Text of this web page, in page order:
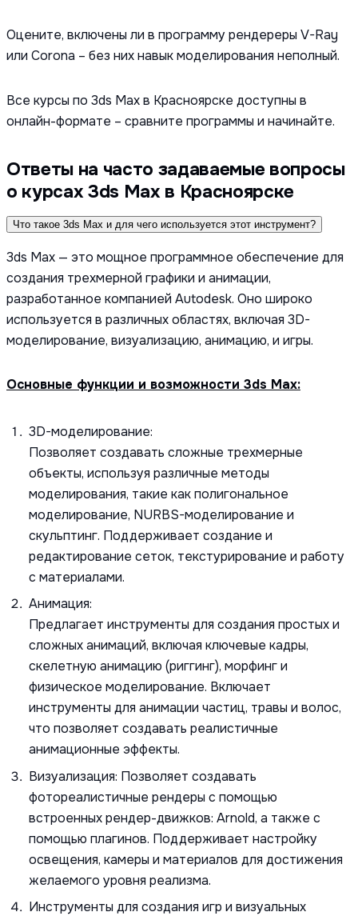
Оцените, включены ли в программу рендереры V-Ray
или Corona – без них навык моделирования неполный.
Все курсы по 3ds Max в Красноярске доступны в
онлайн-формате – сравните программы и начинайте.
Ответы на часто задаваемые вопросы
о курсах 3ds Max в Красноярске
Что такое 3ds Max и для чего используется этот инструмент?
3ds Max — это мощное программное обеспечение для
создания трехмерной графики и анимации,
разработанное компанией Autodesk. Оно широко
используется в различных областях, включая 3D-
моделирование, визуализацию, анимацию, и игры.
Основные функции и возможности 3ds Max:
3D-моделирование:
Позволяет создавать сложные трехмерные
объекты, используя различные методы
моделирования, такие как полигональное
моделирование, NURBS-моделирование и
скульптинг. Поддерживает создание и
редактирование сеток, текстурирование и работу
с материалами.
Анимация:
Предлагает инструменты для создания простых и
сложных анимаций, включая ключевые кадры,
скелетную анимацию (риггинг), морфинг и
физическое моделирование. Включает
инструменты для анимации частиц, травы и волос,
что позволяет создавать реалистичные
анимационные эффекты.
Визуализация: Позволяет создавать
фотореалистичные рендеры с помощью
встроенных рендер-движков: Arnold, а также с
помощью плагинов. Поддерживает настройку
освещения, камеры и материалов для достижения
желаемого уровня реализма.
Инструменты для создания игр и визуальных